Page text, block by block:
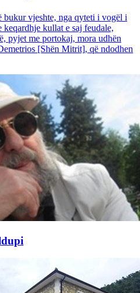
bukur vjeshte, nga qyteti i vogël i
kullat e saj feudale,
pyjet me portokaj, mora udhën
[Shën Mitrit], që ndodhen